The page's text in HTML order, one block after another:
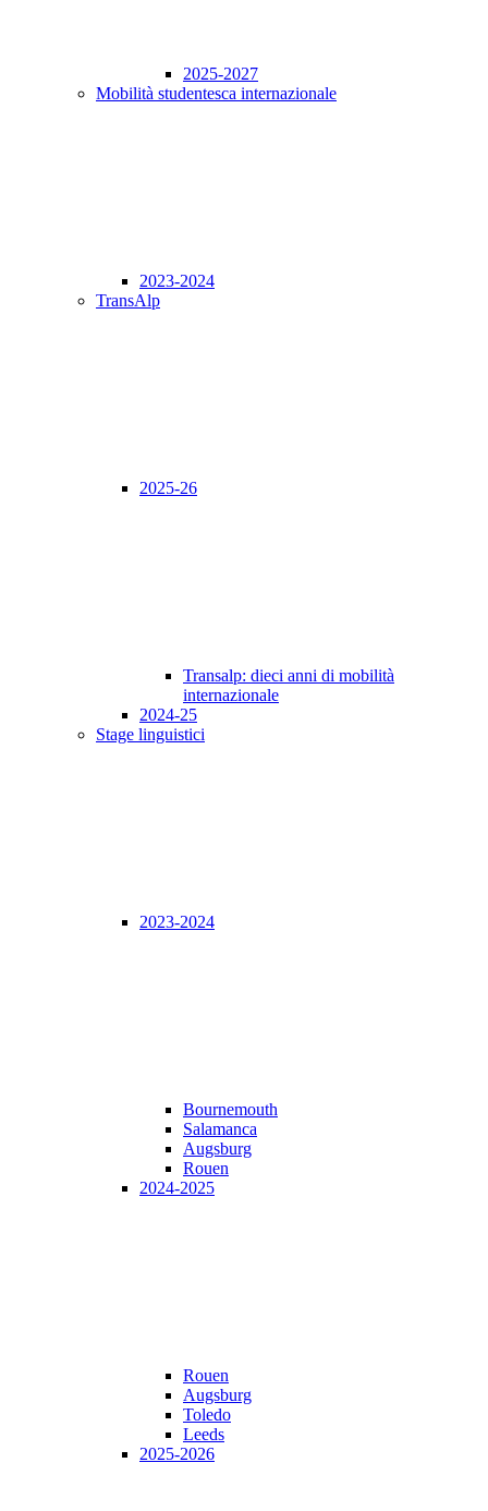
2025-2027
Mobilità studentesca internazionale
2023-2024
TransAlp
2025-26
Transalp: dieci anni di mobilità
internazionale
2024-25
Stage linguistici
2023-2024
Bournemouth
Salamanca
Augsburg
Rouen
2024-2025
Rouen
Augsburg
Toledo
Leeds
2025-2026